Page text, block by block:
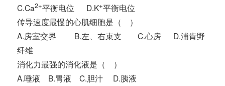
C.Ca2+平衡电位 D.K+平衡电位
传导速度最慢的心肌细胞是（ ）
A.房室交界 B.左、右束支 C.心房 D.浦肯野
纤维
消化力最强的消化液是（ ）
A.唾液 B.胃液 C.胆汁 D.胰液